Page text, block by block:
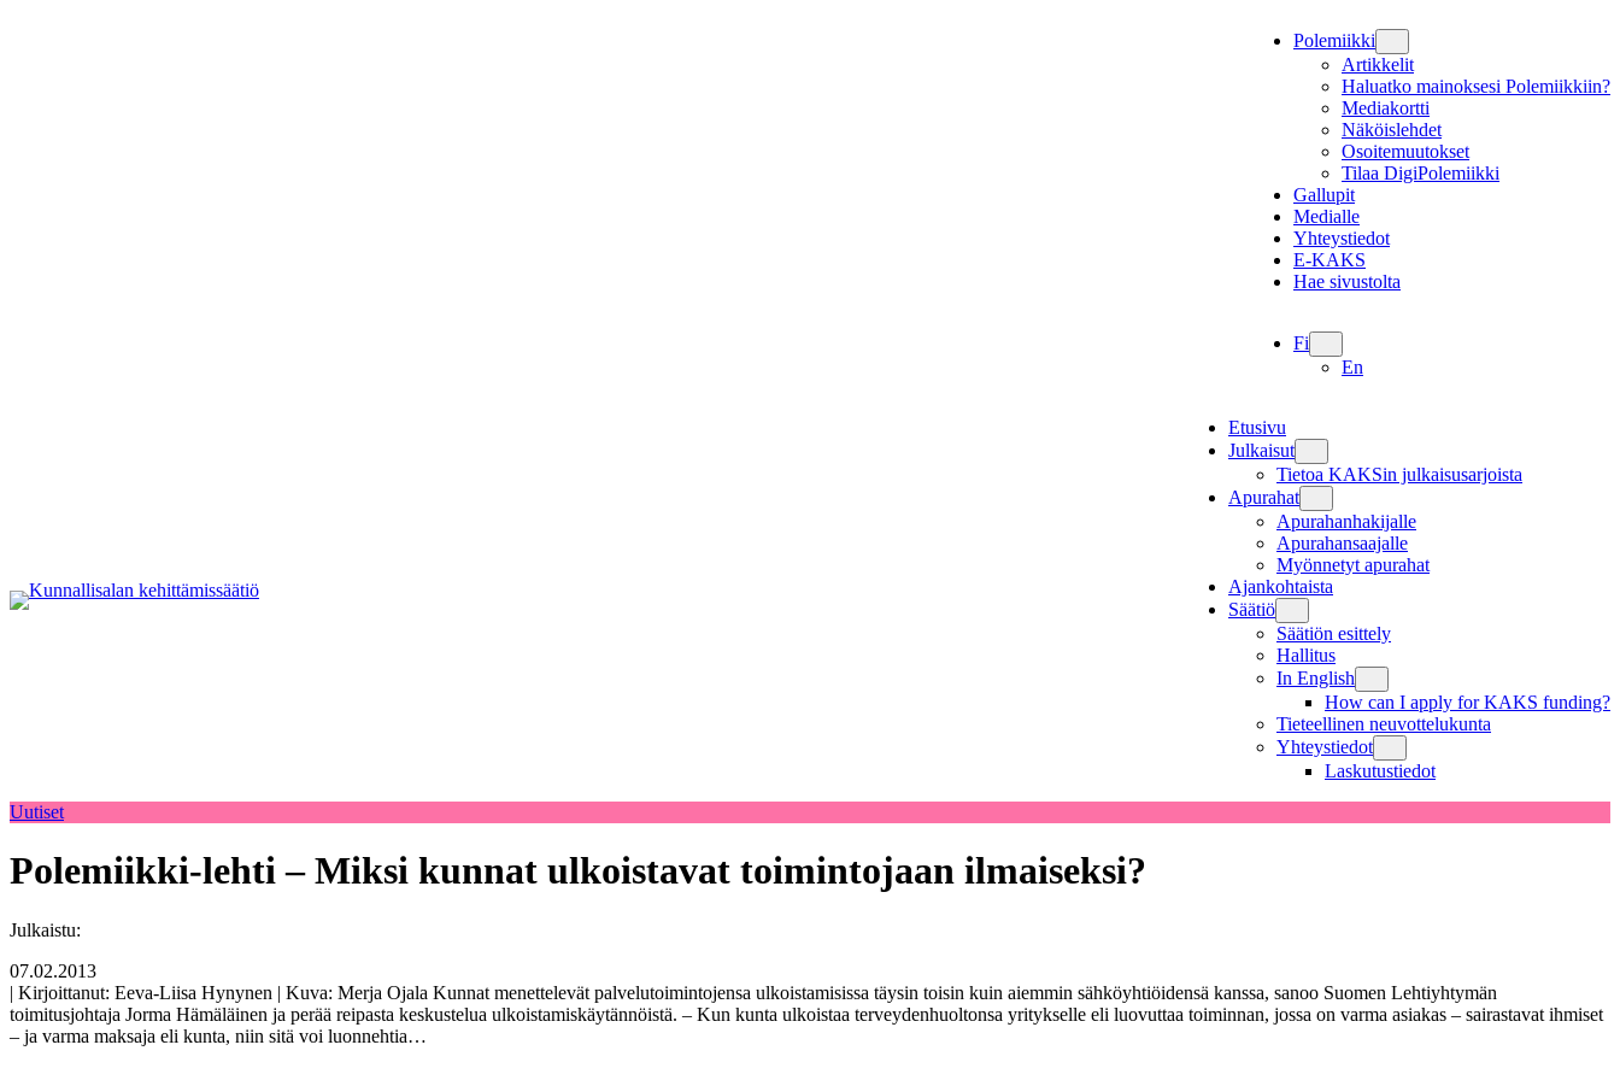
Polemiikki
Artikkelit
Haluatko mainoksesi Polemiikkiin?
Mediakortti
Näköislehdet
Osoitemuutokset
Tilaa DigiPolemiikki
Gallupit
Medialle
Yhteystiedot
E-KAKS
Hae sivustolta
Fi
En
Etusivu
Julkaisut
Tietoa KAKSin julkaisusarjoista
Apurahat
Apurahanhakijalle
Apurahansaajalle
Myönnetyt apurahat
Ajankohtaista
Säätiö
Säätiön esittely
Hallitus
In English
How can I apply for KAKS funding?
Tieteellinen neuvottelukunta
Yhteystiedot
Laskutustiedot
Uutiset
Polemiikki-lehti – Miksi kunnat ulkoistavat toimintojaan ilmaiseksi?
Julkaistu:
07.02.2013
| Kirjoittanut: Eeva-Liisa Hynynen | Kuva: Merja Ojala Kunnat menettelevät palvelutoimintojensa ulkoistamisissa täysin toisin kuin aiemmin sähköyhtiöidensä kanssa, sanoo Suomen Lehtiyhtymän
toimitusjohtaja Jorma Hämäläinen ja perää reipasta keskustelua ulkoistamiskäytännöistä. – Kun kunta ulkoistaa terveydenhuoltonsa yritykselle eli luovuttaa toiminnan, jossa on varma asiakas – sairastavat ihmiset
– ja varma maksaja eli kunta, niin sitä voi luonnehtia…